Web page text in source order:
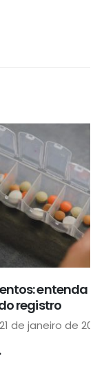
mudança na
a validade do